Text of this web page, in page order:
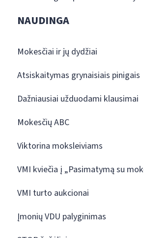
NAUDINGA
Mokesčiai ir jų dydžiai
Atsiskaitymas grynaisiais pinigais
Dažniausiai užduodami klausimai
Mokesčių ABC
Viktorina moksleiviams
VMI kviečia į „Pasimatymą su
VMI turto aukcionai
Įmonių VDU palyginimas